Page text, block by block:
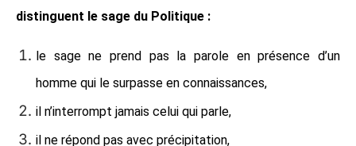
distinguent le sage du Politique :
le sage ne prend pas la parole en présence d’un
homme qui le surpasse en connaissances,
il n’interrompt jamais celui qui parle,
il ne répond pas avec précipitation,